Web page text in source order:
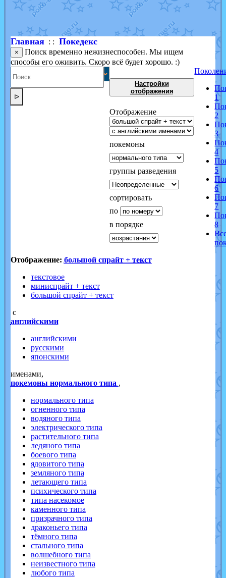
Shadow mismagiusотJOK_julia
в фанарте.
художникот vicavicaв фанарте.
Главная: : Покедекс
×
Поиск временно нежизнеспособен. Мы ищем
способы его оживить. Скоро всё будет хорошо. :)
ᐅ
Настройки
отображения
Отображение
покемоны
группы разведения
сортировать
по
в порядке
1
2
3
4
5
6
7
8
Отображение: большой спрайт + текст
текстовое
миниспрайт + текст
большой спрайт + текст
с
английскими
английскими
русскими
японскими
именами,
покемоны нормального типа ,
нормального типа
огненного типа
водяного типа
электрического типа
растительного типа
ледяного типа
боевого типа
ядовитого типа
земляного типа
летающего типа
психического типа
типа насекомое
каменного типа
призрачного типа
драконьего типа
тёмного типа
стального типа
волшебного типа
неизвестного типа
любого типа